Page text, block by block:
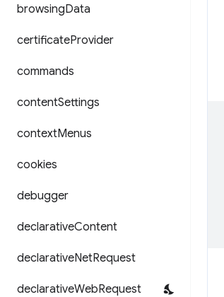
browsingData
certificateProvider
commands
contentSettings
contextMenus
cookies
debugger
declarativeContent
declarativeNetRequest
declarativeWebRequest